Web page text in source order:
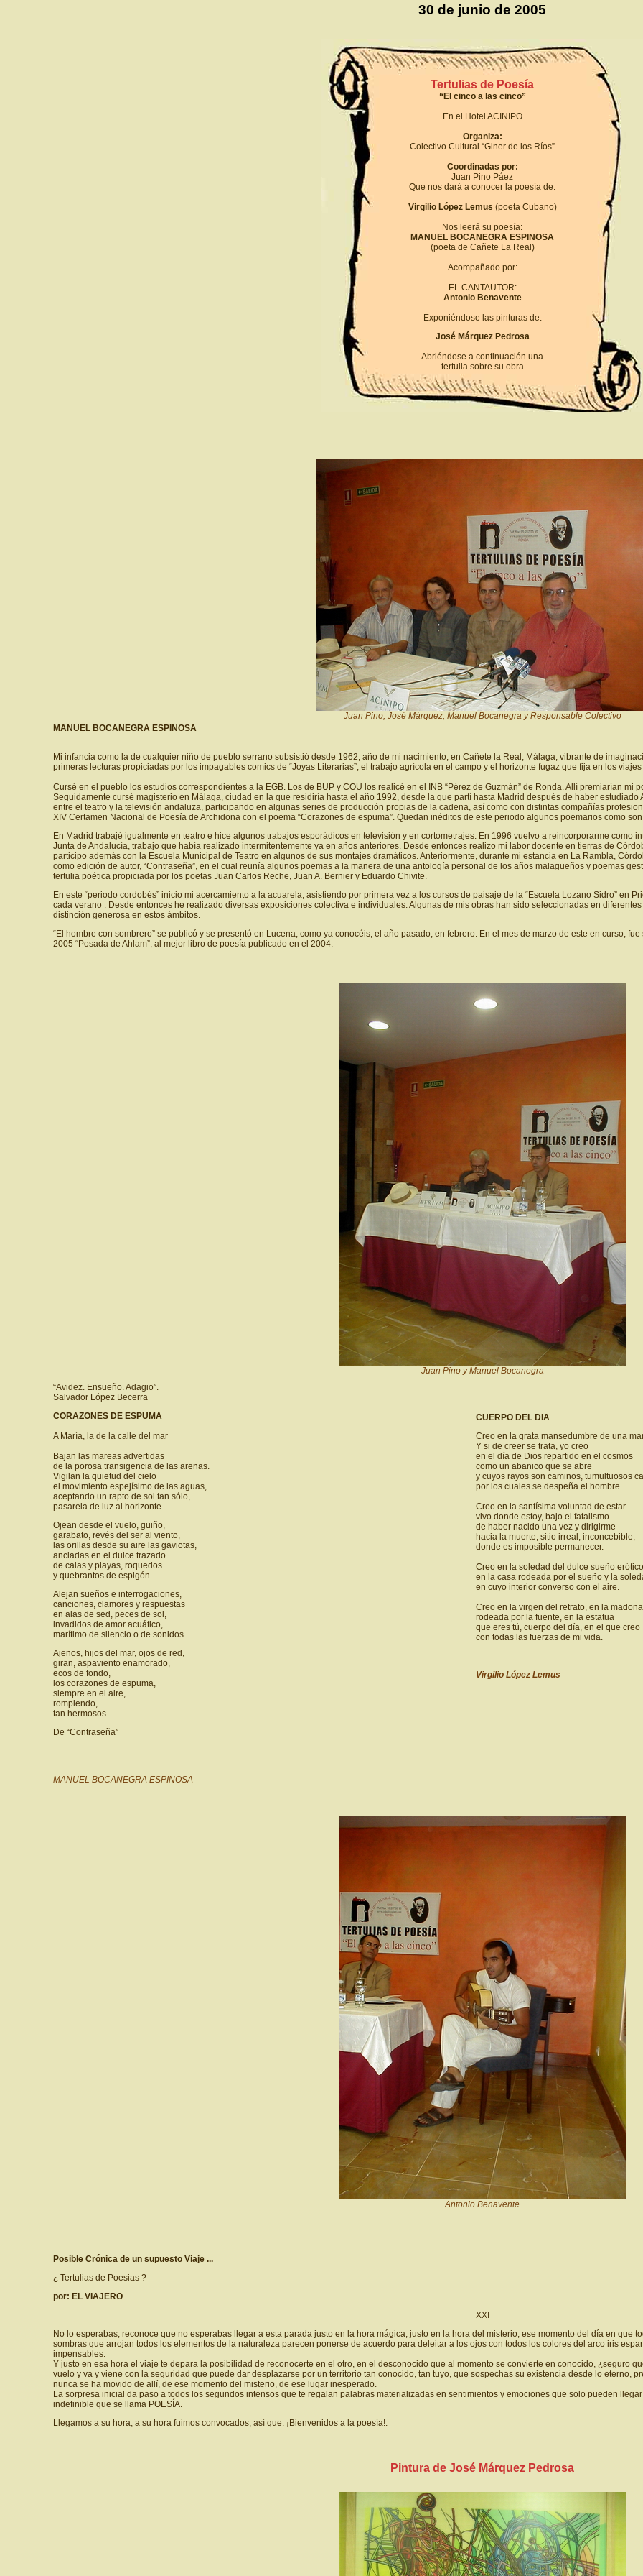
30 de junio de 2005
Tertulias de Poesía
“El cinco a las cinco”
En el Hotel ACINIPO
Organiza:
Colectivo Cultural “Giner de los Ríos”
Coordinadas por:
Juan Pino Páez
Que nos dará a conocer la poesía de:
Virgilio López Lemus (poeta Cubano)
Nos leerá su poesía:
MANUEL BOCANEGRA ESPINOSA
(poeta de Cañete La Real)
Acompañado por:
EL CANTAUTOR:
Antonio Benavente
Exponiéndose las pinturas de:
José Márquez Pedrosa
Abriéndose a continuación una
tertulia sobre su obra
Juan Pino, José Márquez, Manuel Bocanegra y Responsable Colectivo
MANUEL BOCANEGRA ESPINOSA
Mi infancia como la de cualquier niño de pueblo serrano subsistió desde 1962, año de mi nacimiento, en Cañete la Real, Málaga, vibrante de
primeras lecturas propiciadas por los impagables comics de “Joyas Literarias”, el trabajo agrícola en el campo y el horizonte fugaz que fija en los
Cursé en el pueblo los estudios correspondientes a la EGB. Los de BUP y COU los realicé en el INB “Pérez de Guzmán” de Ronda. Allí premiarían
Seguidamente cursé magisterio en Málaga, ciudad en la que residiría hasta el año 1992, desde la que partí hasta Madrid después de haber
entre el teatro y la televisión andaluza, participando en algunas series de producción propias de la cadena, así como con distintas compañías
XIV Certamen Nacional de Poesía de Archidona con el poema “Corazones de espuma”. Quedan inéditos de este periodo algunos poemarios como
En Madrid trabajé igualmente en teatro e hice algunos trabajos esporádicos en televisión y en cortometrajes. En 1996 vuelvo a reincorporarme como
Junta de Andalucía, trabajo que había realizado intermitentemente ya en años anteriores. Desde entonces realizo mi labor docente en tierras de
participo además con la Escuela Municipal de Teatro en algunos de sus montajes dramáticos. Anteriormente, durante mi estancia en La Rambla,
como edición de autor, “Contraseña”, en el cual reunía algunos poemas a la manera de una antología personal de los años malagueños y poemas
tertulia poética propiciada por los poetas Juan Carlos Reche, Juan A. Bernier y Eduardo Chivite.
En este “periodo cordobés” inicio mi acercamiento a la acuarela, asistiendo por primera vez a los cursos de paisaje de la “Escuela Lozano Sidro” en
cada verano . Desde entonces he realizado diversas exposiciones colectiva e individuales. Algunas de mis obras han sido seleccionadas en
distinción generosa en estos ámbitos.
“El hombre con sombrero” se publicó y se presentó en Lucena, como ya conocéis, el año pasado, en febrero. En el mes de marzo de este en curso,
2005 “Posada de Ahlam”, al mejor libro de poesía publicado en el 2004.
Juan Pino y Manuel Bocanegra
“Avidez. Ensueño. Adagio”.
Salvador López Becerra
CORAZONES DE ESPUMA
A María, la de la calle del mar
Bajan las mareas advertidas
de la porosa transigencia de las arenas.
Vigilan la quietud del cielo
el movimiento espejísimo de las aguas,
aceptando un rapto de sol tan sólo,
pasarela de luz al horizonte.
Ojean desde el vuelo, guiño,
garabato, revés del ser al viento,
las orillas desde su aire las gaviotas,
ancladas en el dulce trazado
de calas y playas, roquedos
y quebrantos de espigón.
Alejan sueños e interrogaciones,
canciones, clamores y respuestas
en alas de sed, peces de sol,
invadidos de amor acuático,
marítimo de silencio o de sonidos.
Ajenos, hijos del mar, ojos de red,
giran, aspaviento enamorado,
ecos de fondo,
los corazones de espuma,
siempre en el aire,
rompiendo,
tan hermosos.
De “Contraseña”
MANUEL BOCANEGRA ESPINOSA
CUERPO DEL DIA
Creo en la grata mansedumbre de una
Y si de creer se trata, yo creo
en el día de Dios repartido en el cosmos
como un abanico que se abre
y cuyos rayos son caminos, tumultuosos
por los cuales se despeña el hombre.
Creo en la santísima voluntad de estar
vivo donde estoy, bajo el fatalismo
de haber nacido una vez y dirigirme
hacia la muerte, sitio irreal, inconcebible,
donde es imposible permanecer.
Creo en la soledad del dulce sueño erótico
en la casa rodeada por el sueño y la
en cuyo interior converso con el aire.
Creo en la virgen del retrato, en la madona
rodeada por la fuente, en la estatua
que eres tú, cuerpo del día, en el que creo
con todas las fuerzas de mi vida.
Virgilio López Lemus
Antonio Benavente
Posible Crónica de un supuesto Viaje ...
¿ Tertulias de Poesias ?
por: EL VIAJERO
XXI
No lo esperabas, reconoce que no esperabas llegar a esta parada justo en la hora mágica, justo en la hora del misterio, ese momento del día en que
sombras que arrojan todos los elementos de la naturaleza parecen ponerse de acuerdo para deleitar a los ojos con todos los colores del arco iris
impensables.
Y justo en esa hora el viaje te depara la posibilidad de reconocerte en el otro, en el desconocido que al momento se convierte en conocido, ¿seguro
vuelo y va y viene con la seguridad que puede dar desplazarse por un territorio tan conocido, tan tuyo, que sospechas su existencia desde lo eterno,
nunca se ha movido de allí, de ese momento del misterio, de ese lugar inesperado.
La sorpresa inicial da paso a todos los segundos intensos que te regalan palabras materializadas en sentimientos y emociones que solo pueden
indefinible que se llama POESÍA.
Llegamos a su hora, a su hora fuimos convocados, así que: ¡Bienvenidos a la poesía!.
Pintura de José Márquez Pedrosa